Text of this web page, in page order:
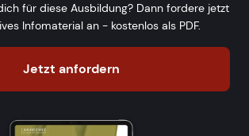
für diese Ausbildung? Dann fordere jetzt
Infomaterial an - kostenlos als PDF.
Jetzt anfordern